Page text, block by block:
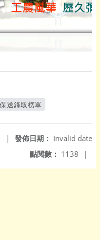
送錄取榜單
發佈日期： Invalid date
|
點閱數： 1138 |